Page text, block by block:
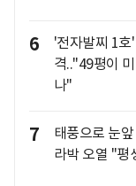
6
'전자발찌 1호
격.."49평이
나"
7
태풍으로 눈
라박 오열 "평